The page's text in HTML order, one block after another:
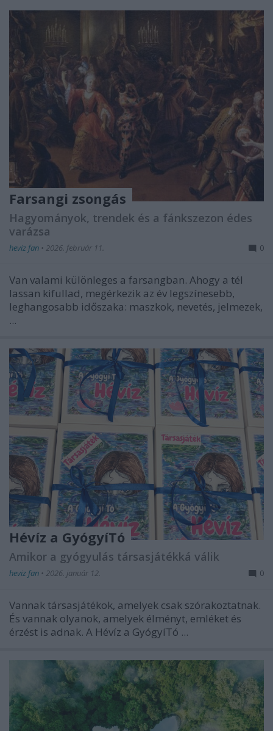
Farsangi zsongás
Hagyományok, trendek és a fánkszezon édes
varázsa
heviz fan • 2026. február 11. 0
Van valami különleges a farsangban. Ahogy a tél
lassan kifullad, megérkezik az év legszínesebb,
leghangosabb időszaka: maszkok, nevetés, jelmezek,
...
Hévíz a GyógyíTó
Amikor a gyógyulás társasjátékká válik
heviz fan • 2026. január 12. 0
Vannak társasjátékok, amelyek csak szórakoztatnak.
És vannak olyanok, amelyek élményt, emléket és
érzést is adnak. A Hévíz a GyógyíTó ...